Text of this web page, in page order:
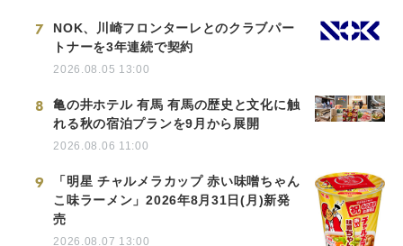
7
NOK、川崎フロンターレとのクラブパー
トナーを3年連続で契約
2026.08.05 13:00
8
亀の井ホテル 有馬 有馬の歴史と文化に触
れる秋の宿泊プランを9月から展開
2026.08.06 11:00
9
「明星 チャルメラカップ 赤い味噌ちゃん
こ味ラーメン」2026年8月31日(月)新発
売
2026.08.07 13:00